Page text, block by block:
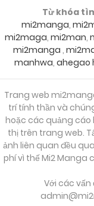
Từ khóa
mi2manga,
mi2maga, mi2man,
mi2manga ,
manhwa, ahegao
Trang web
trí tính thần và
hoặc các quảng cáo
thị trên trang web.
ảnh liên quan đều
phí vì thế Mi2 Manga
Với các vấn